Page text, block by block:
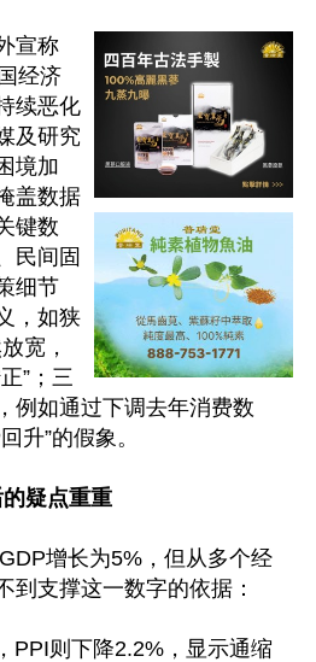
宣称
经济
续恶化
及研究
境加
盖数据
键数
民间固
细节
，如狭
宽，
”；三
例如通过下调去年消费数
升”的假象。
疑点重重
增长为5%，但从多个经
到支撑这一数字的依据：
PPI则下降2.2%，显示通缩